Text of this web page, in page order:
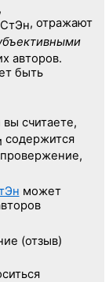
СтЭн, отражают
авторов.
быть
вы считаете,
содержится
может
(отзыв)